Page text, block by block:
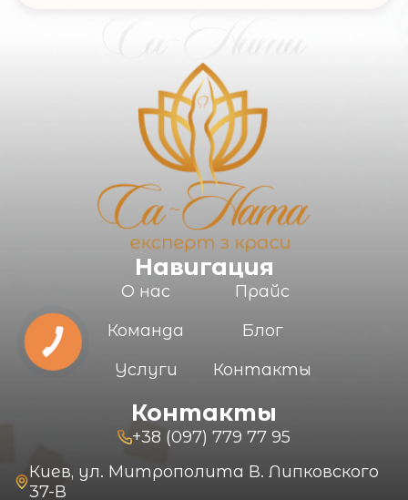
Навигация
О нас
Команда
Услуги
Прайс
Блог
Контакты
Контакты
+38 (097) 779 77 95
Киев, ул. Митрополита В. Липковского
37-В